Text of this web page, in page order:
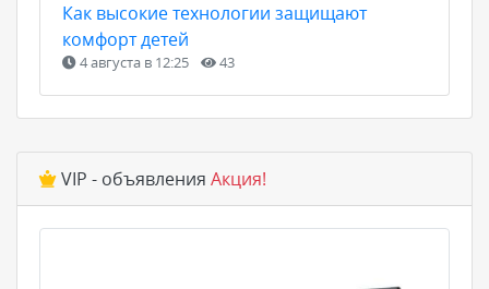
Как высокие технологии защищают
комфорт детей
4 августа в 12:25 43
VIP - объявления Акция!